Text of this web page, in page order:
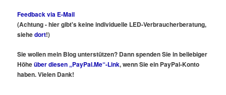
Feedback via E-Mail
(Achtung - hier gibt's keine individuelle LED-Verbraucherberatung,
siehedort!)
Sie wollen mein Blog unterstützen? Dann spenden Sie in beliebiger
Höheüber diesen „PayPal.Me“-Link, wenn Sie ein PayPal-Konto
haben. Vielen Dank!